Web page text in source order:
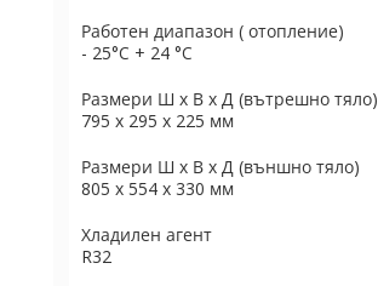
Работен диапазон ( отопление)
- 25°C + 24 °C
Размери Ш х В х Д (вътрешно тяло)
795 х 295 х 225 мм
Размери Ш х В х Д (външно тяло)
805 х 554 х 330 мм
Хладилен агент
R32